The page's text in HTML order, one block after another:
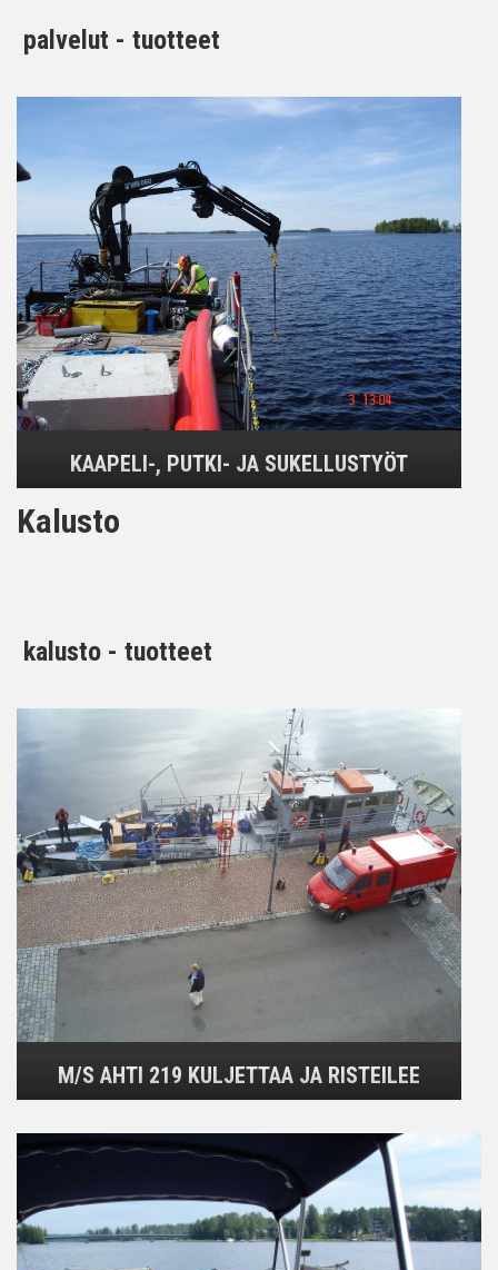
palvelut - tuotteet
KAAPELI-, PUTKI- JA SUKELLUSTYÖT
Kalusto
kalusto - tuotteet
M/S AHTI 219 KULJETTAA JA RISTEILEE